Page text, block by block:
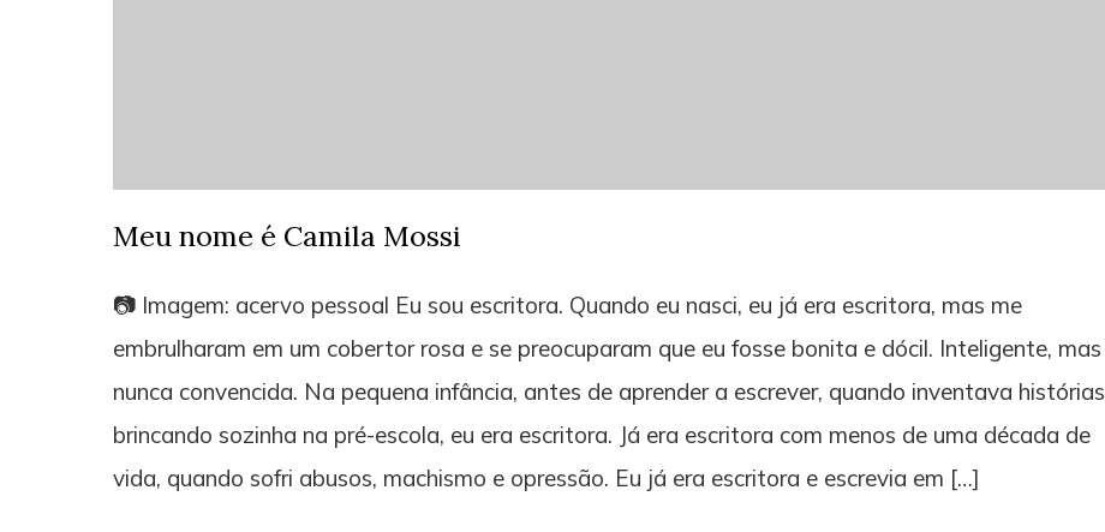
Meu nome é Camila Mossi
📷 Imagem: acervo pessoal Eu sou escritora. Quando eu nasci, eu já era escritora, mas me
embrulharam em um cobertor rosa e se preocuparam que eu fosse bonita e dócil. Inteligente, mas
nunca convencida. Na pequena infância, antes de aprender a escrever, quando inventava histórias
brincando sozinha na pré-escola, eu era escritora. Já era escritora com menos de uma década de
vida, quando sofri abusos, machismo e opressão. Eu já era escritora e escrevia em […]